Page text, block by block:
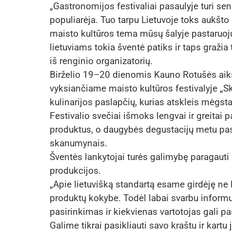
„Gastronomijos festivaliai pasaulyje turi
populiarėja. Tuo tarpu Lietuvoje toks
maisto kultūros tema mūsų šalyje
lietuviams tokia šventė patiks ir taps gražia
iš renginio organizatorių.
Birželio 19–20 dienomis Kauno Rotušės
vyksiančiame maisto kultūros festivalyje
kulinarijos paslapčių, kurias atskleis
Festivalio svečiai išmoks lengvai ir greitai
produktus, o daugybės degustacijų metu
skanumynais.
Šventės lankytojai turės galimybę
produkcijos.
„Apie lietuvišką standartą esame girdėję
produktų kokybe. Todėl labai svarbu
pasirinkimas ir kiekvienas vartotojas gali
Galime tikrai pasikliauti savo kraštu ir